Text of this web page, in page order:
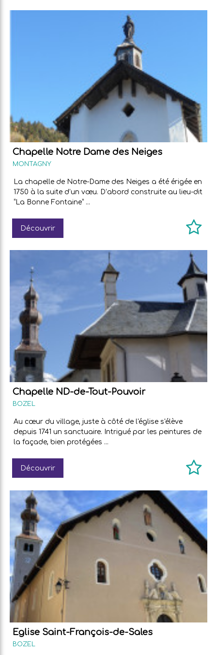
Chapelle Notre Dame des Neiges
MONTAGNY
La chapelle de Notre-Dame des Neiges a été érigée en
1750 à la suite d’un vœu. D’abord construite au lieu-dit
“La Bonne Fontaine” ...
Découvrir
Chapelle ND-de-Tout-Pouvoir
BOZEL
Au cœur du village, juste à côté de l'église s'élève
depuis 1741 un sanctuaire. Intrigué par les peintures de
la façade, bien protégées ...
Découvrir
Eglise Saint-François-de-Sales
BOZEL